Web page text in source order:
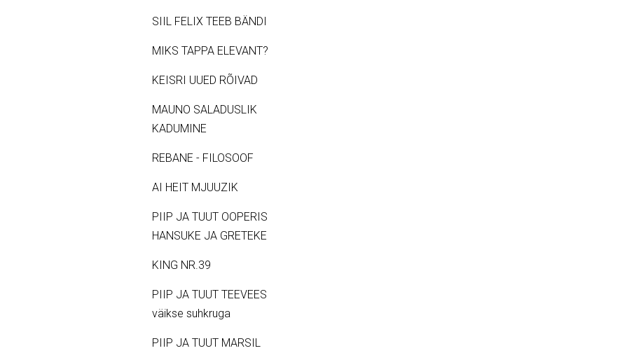
SIIL FELIX TEEB BÄNDI
MIKS TAPPA ELEVANT?
KEISRI UUED RÕIVAD
MAUNO SALADUSLIK
KADUMINE
REBANE - FILOSOOF
AI HEIT MJUUZIK
PIIP JA TUUT OOPERIS
HANSUKE JA GRETEKE
KING NR.39
PIIP JA TUUT TEEVEES
väikse suhkruga
PIIP JA TUUT MARSIL